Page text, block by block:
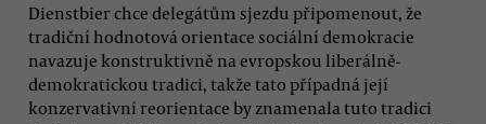
Dienstbier chce delegátům sjezdu připomenout, že
tradiční hodnotová orientace sociální demokracie
navazuje konstruktivně na evropskou liberálně-
demokratickou tradici, takže tato případná její
konzervativní reorientace by znamenala tuto tradici